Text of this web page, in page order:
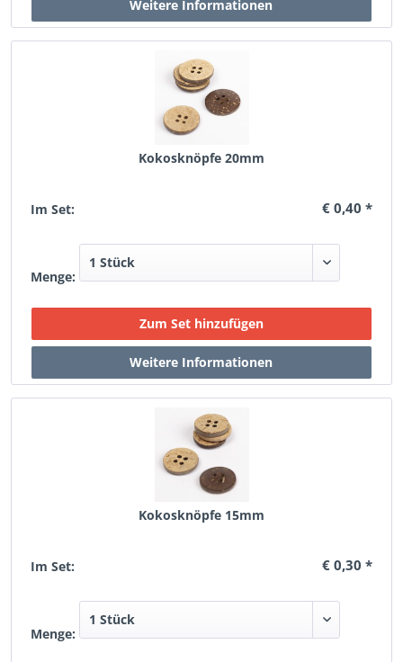
Kokosknöpfe 20mm
Im Set: € 0,40 *
Menge:
Kokosknöpfe 15mm
Im Set: € 0,30 *
Menge: